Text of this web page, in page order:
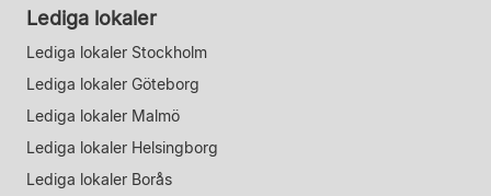
Lediga lokaler
Lediga lokaler Stockholm
Lediga lokaler Göteborg
Lediga lokaler Malmö
Lediga lokaler Helsingborg
Lediga lokaler Borås